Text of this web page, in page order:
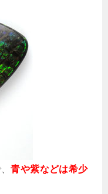
青や紫などは希少